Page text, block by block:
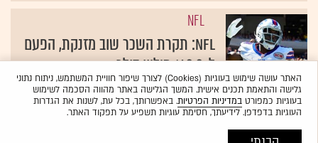
NFL
NFL: תקרת השכר שוב מזנקת, הפעם
ל-143.3 מיליון דולר
{19}טל וולק
האתר עושה שימוש בעוגיות (Cookies) לצורך שיפור חוויית המשתמש, ניתוח נתוני
גלישה והתאמת תכנים אישית. המשך הגלישה באתר מהווה הסכמה לשימוש
בעוגיות כמפורטבמדיניות הפרטיות. באפשרותך, בכל עת, לשנות את הגדרות
העוגיות בדפדפן. לידיעתך, חסימת עוגיות תשפיע על תפקוד האתר.